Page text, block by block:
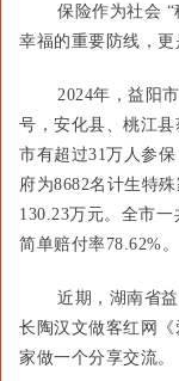
保险作为社会
幸福的重要防线，更
2024年，益阳
号，安化县、桃江
市有超过31万人参
府为8682名计生特
130.23万元。全市一
简单赔付率78.62%。
近期，湖南省
长陶汉文做客红网
家做一个分享交流。